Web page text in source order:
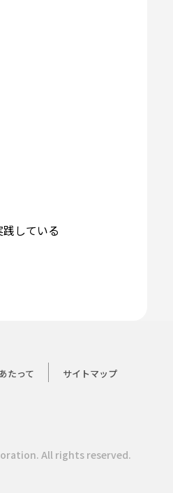
している
たって サイトマップ
All rights reserved.